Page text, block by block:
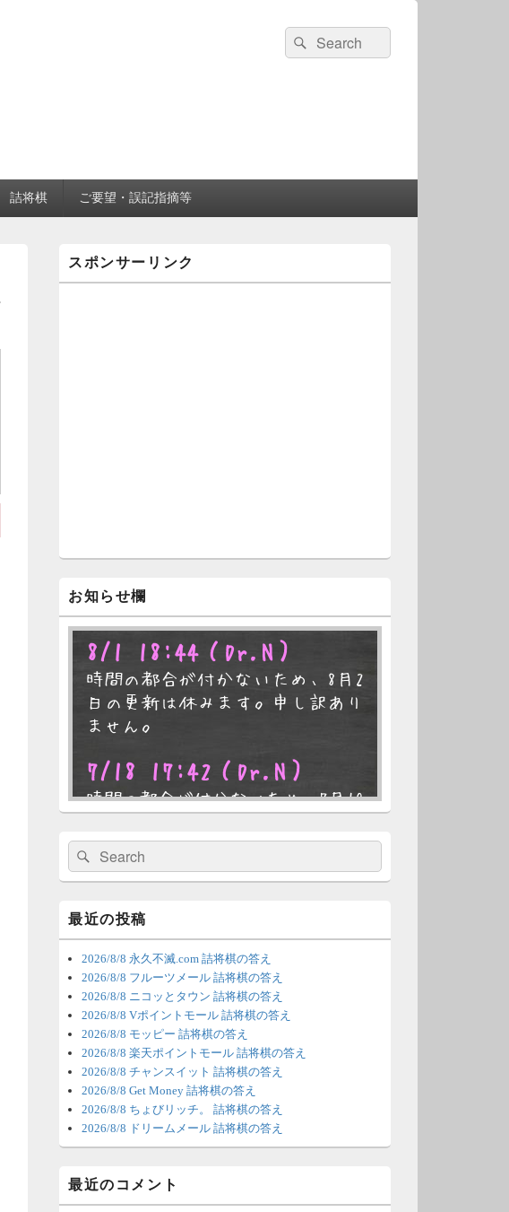
検
索:
検
索
詰将棋 ご要望・誤記指摘等
イ
ン
スポンサーリンク
お知らせ欄
8/1 18:44 （Dr.N）
時間の都合が付かないため、8月2
日の更新は休みます。申し訳あり
ません。
7/18 17:42 （Dr.N）
時間の都合が付かないため、7月19
ません。
7/4 18:54（Dr.N）
時間の都合が付かないため、7月5
日の更新は休みます。申し訳あり
ません。
6/22 2:12（Dr.N）
ちょびリッチが10：00までメンテ
ナンスとのことなので、本日分の
更新は難しいかもしれません。
6/20 18:45（Dr.N）
ってしまいそうです。申し訳ござ
いません。
検
索:
検
索
最近の投稿
2026/8/8 永久不滅.com 詰将棋の答え
2026/8/8 フルーツメール 詰将棋の答え
2026/8/8 ニコッとタウン 詰将棋の答え
2026/8/8 Vポイントモール 詰将棋の答え
2026/8/8 モッピー 詰将棋の答え
2026/8/8 楽天ポイントモール 詰将棋の答え
2026/8/8 チャンスイット 詰将棋の答え
2026/8/8 Get Money 詰将棋の答え
2026/8/8 ちょびリッチ。 詰将棋の答え
2026/8/8 ドリームメール 詰将棋の答え
最近のコメント